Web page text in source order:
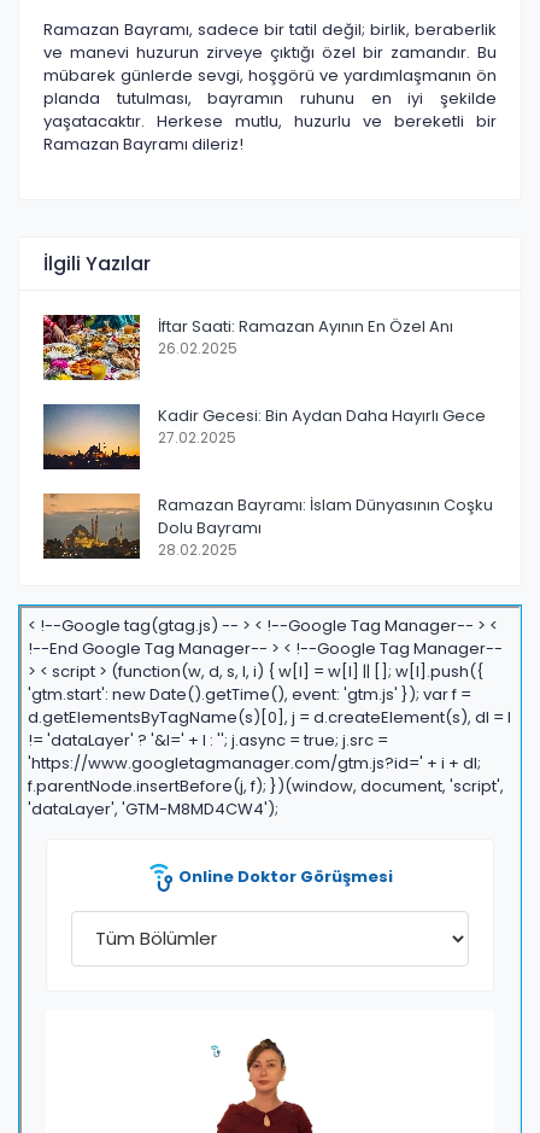
Ramazan Bayramı, sadece bir tatil değil; birlik, beraberlik
ve manevi huzurun zirveye çıktığı özel bir zamandır. Bu
mübarek günlerde sevgi, hoşgörü ve yardımlaşmanın ön
planda tutulması, bayramın ruhunu en iyi şekilde
yaşatacaktır. Herkese mutlu, huzurlu ve bereketli bir
Ramazan Bayramı dileriz!
İlgili Yazılar
İftar Saati: Ramazan Ayının En Özel Anı
26.02.2025
Kadir Gecesi: Bin Aydan Daha Hayırlı Gece
27.02.2025
Ramazan Bayramı: İslam Dünyasının Coşku
Dolu Bayramı
28.02.2025